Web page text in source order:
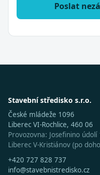
Poslat
Stavební středisko s.r.o.
České mládeže 1096
Liberec VI-Rochlice, 460 06
Provozovna: Josefinino údolí
Liberec V-Kristiánov (po
+420 727 828 737
info@stavebnistredisko.cz